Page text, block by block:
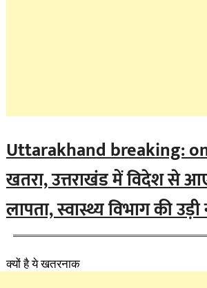
Uttarakhand breaking:
खतरा, उत्तराखंड में विदेश से
लापता, स्वास्थ्य विभाग की उड़ी
क्यों है ये खतरनाक